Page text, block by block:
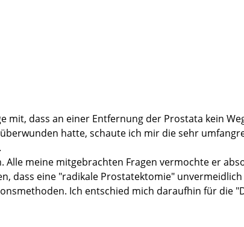
dass an einer Entfernung der Prostata kein
hatte, schaute ich mir die sehr
meine mitgebrachten Fragen vermochte er
dass eine "radikale Prostatektomie"
Ich entschied mich daraufhin für die
durch. Herr Prof. Dr. Salomon nahm sich auch
und erkundigte sich jeweils nach meinem